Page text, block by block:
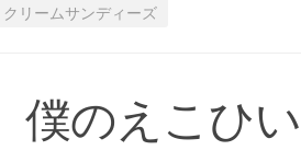
クリームサンディーズ
僕のえこひ